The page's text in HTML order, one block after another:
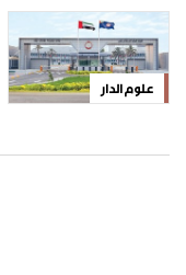
علوم الدار